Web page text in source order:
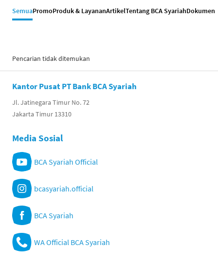
SemuaPromoProduk & LayananArtikelTentang BCA SyariahDokumen
Pencarian tidak ditemukan
Kantor Pusat PT Bank BCA Syariah
Jl. Jatinegara Timur No. 72
Jakarta Timur 13310
Media Sosial
BCA Syariah Official
bcasyariah.official
BCA Syariah
WA Official BCA Syariah